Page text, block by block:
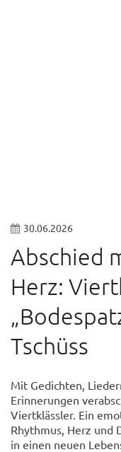
30.06.2026
Abschied
Herz:
Tschüss
Mit Gedichten,
Erinnerungen
Viertklässler. Ein
Rhythmus, Herz und
in einen neuen